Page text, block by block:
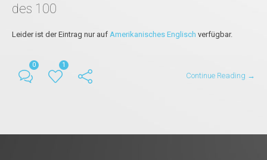
des 100
Leider ist der Eintrag nur auf Amerikanisches Englisch verfügbar.
0 1
Continue Reading →